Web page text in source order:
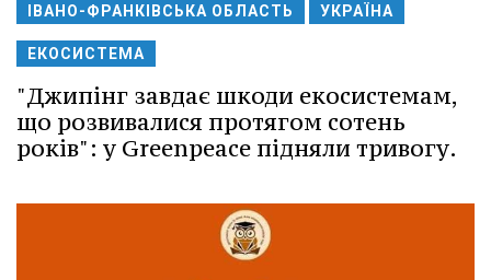
ІВАНО-ФРАНКІВСЬКА ОБЛАСТЬ УКРАЇНА
ЕКОСИСТЕМА
"Джипінг завдає шкоди екосистемам,
що розвивалися протягом сотень
років": у Greenpeace підняли тривогу.